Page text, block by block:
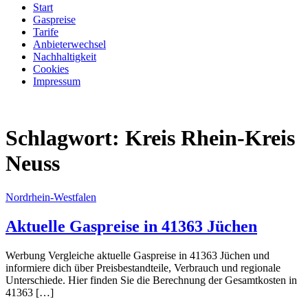
Start
Gaspreise
Tarife
Anbieterwechsel
Nachhaltigkeit
Cookies
Impressum
Schlagwort: Kreis Rhein-Kreis
Neuss
Nordrhein-Westfalen
Aktuelle Gaspreise in 41363 Jüchen
Werbung Vergleiche aktuelle Gaspreise in 41363 Jüchen und
informiere dich über Preisbestandteile, Verbrauch und regionale
Unterschiede. Hier finden Sie die Berechnung der Gesamtkosten in
41363 […]